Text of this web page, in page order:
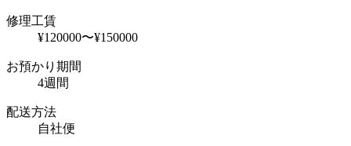
修理工賃
¥120000〜¥150000
お預かり期間
4週間
配送方法
自社便